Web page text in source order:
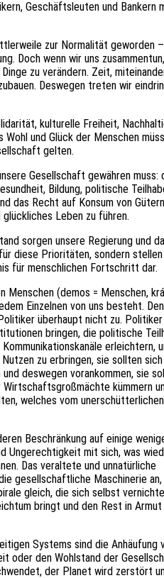
Geschäfts­leu­ten und Bankern
zur Norma­li­tät gewor­den
Doch wenn wir uns
zu verän­dern. Zeit,
Deswe­gen treten wir
kultu­rel­le Frei­heit,
Wohl und Glück der Menschen
gelten.
Gesell­schaft gewäh­ren muss:
Bildung, poli­ti­sche
das Recht auf Konsum von
Leben zu führen.
sorgen unsere Regie­rung und
diese Prio­ri­tä­ten, sondern
für mensch­li­chen Fort­schritt dar.
Menschen (demos = Menschen,
Einzel­nen von uns besteht.
über­haupt nicht zu.
brin­gen, die poli­ti­sche
erleich­tern,
zu erbrin­gen, sie soll­ten
deswe­gen voran­kom­men, sie
kümmern
welches vom
Beschrän­kung auf einige
Unge­rech­tig­keit mit sich, was
Das veral­te­te und unna­tür­li­che
gesell­schaft­li­che Maschi­ne­rie an,
gleich, die sich selbst
bringt und den Rest in
Systems sind die Anhäu­fung
oder den Wohl­stand der
der Planet wird zerstört